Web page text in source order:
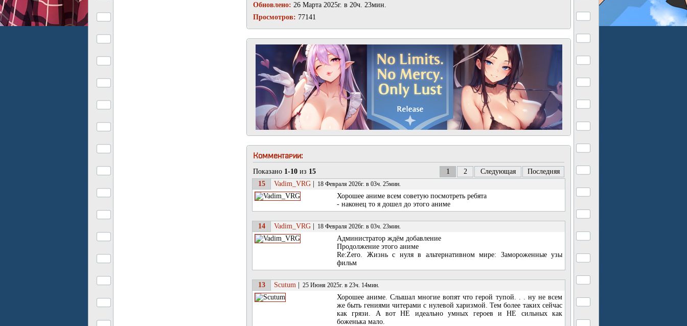
Обновлено: 26 Марта 2025г. в 20ч. 23мин.
Просмотров: 77141
Комментарии:
Показано 1-10 из 15 1 2 Следующая
Последняя
15
Vadim_VRG 18 Февраля 2026г. в 03ч. 25мин.
Хорошее аниме всем советую посмотреть ребята
- наконец то я дошел до этого аниме
14 Vadim_VRG 18 Февраля 2026г. в 03ч. 23мин.
Администратор ждём добавление
Продолжение этого аниме
Re:Zero. Жизнь с нуля в альтернативном мире: Замороженные узы
фильм
13 Scutum 25 Июня 2025г. в 23ч. 14мин.
Хорошее аниме. Слышал многие вопят что герой тупой. . . ну не всем
же быть гениями читерами с нулевой харизмой. Тем более таких сейчас
как грязи. А вот НЕ идеально умных героев и НЕ сильных как
боженька мало.